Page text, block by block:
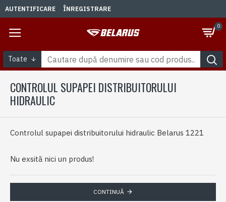
AUTENTIFICARE ÎNREGISTRARE
0
Toate
CONTROLUL SUPAPEI DISTRIBUITORULUI
HIDRAULIC
Controlul supapei distribuitorului hidraulic Belarus 1221
Nu exsită nici un produs!
CONTINUĂ